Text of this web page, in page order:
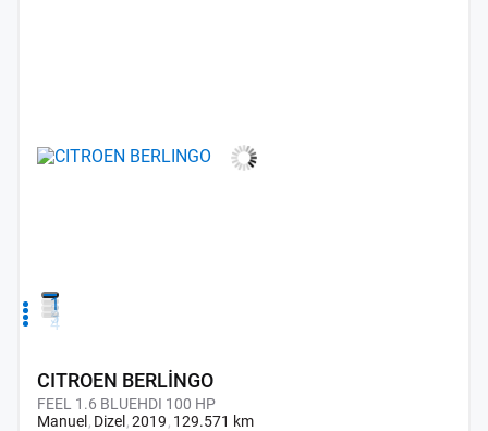
1
2
3
4
CITROEN BERLİNGO
FEEL 1.6 BLUEHDI 100 HP
Manuel Dizel2019 129.571 km